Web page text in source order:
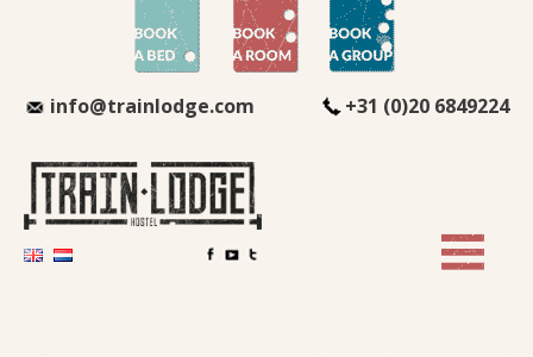
info@trainlodge.com +31 (0)20 6849224